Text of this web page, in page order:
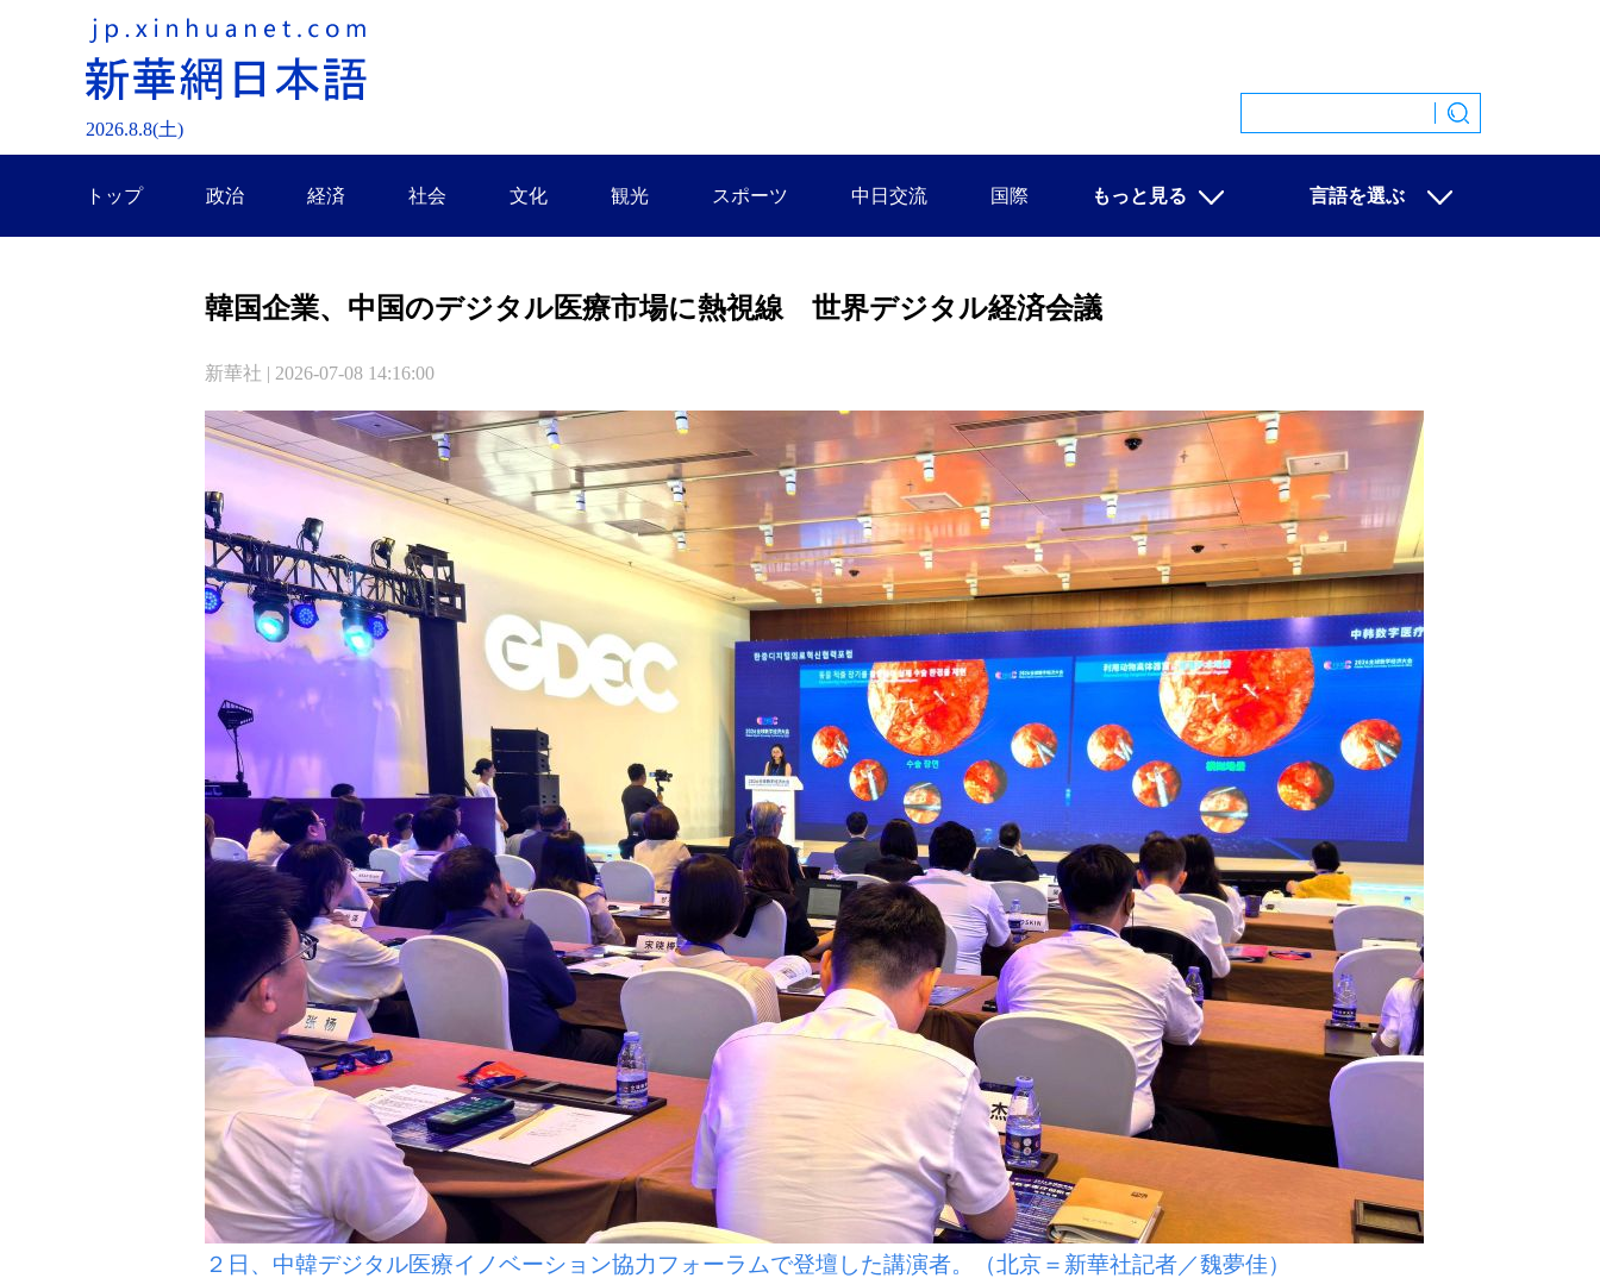
2026.8.8(土)
トップ 政治 経済 社会 文化 観光 スポーツ 中日交流 国際 もっと見る 言語を選ぶ
عربى
日本語
Deutsch
Português
韓国企業、中国のデジタル医療市場に熱視線 世界デジタル経済会議
新華社 | 2026-07-08 14:16:00
２日、中韓デジタル医療イノベーション協力フォーラムで登壇した講演者。（北京＝新華社記者／魏夢佳）